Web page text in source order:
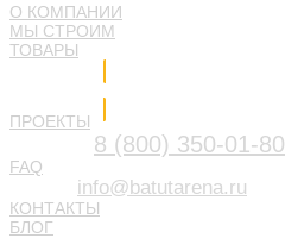
О КОМПАНИИ
МЫ СТРОИМ
ТОВАРЫ
ПРОЕКТЫ
8 (800) 350-01-80
FAQ
info@batutarena.ru
КОНТАКТЫ
БЛОГ